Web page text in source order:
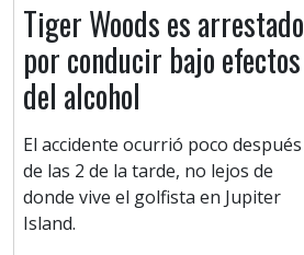
Tiger Woods es arrestado
por conducir bajo efectos
del alcohol
El accidente ocurrió poco después
de las 2 de la tarde, no lejos de
donde vive el golfista en Jupiter
Island.